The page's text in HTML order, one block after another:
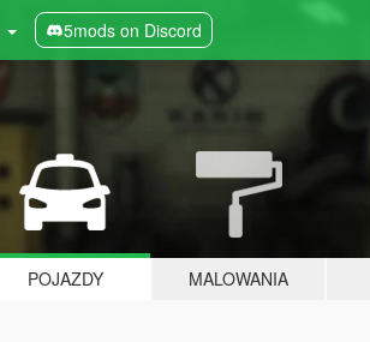
5mods on Discord
POJAZDY MALOWANIA